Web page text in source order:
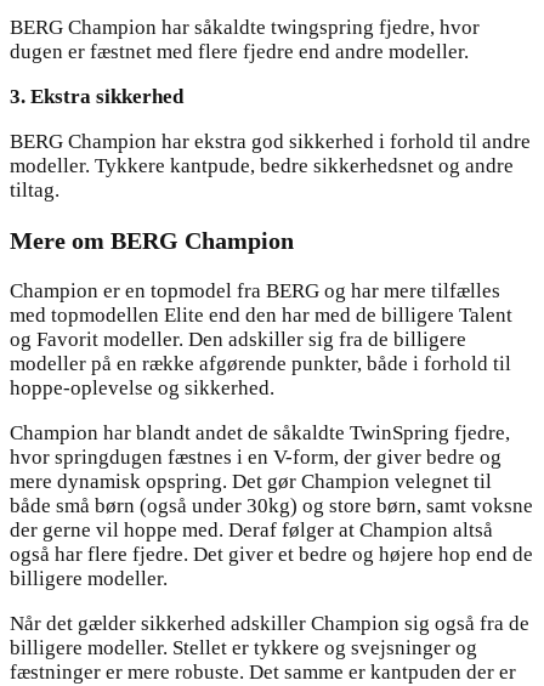
BERG Champion har såkaldte twingspring fjedre, hvor
dugen er fæstnet med flere fjedre end andre modeller.
3. Ekstra sikkerhed
BERG Champion har ekstra god sikkerhed i forhold til andre
modeller. Tykkere kantpude, bedre sikkerhedsnet og andre
tiltag.
Mere om BERG Champion
Champion er en topmodel fra BERG og har mere tilfælles
med topmodellen Elite end den har med de billigere Talent
og Favorit modeller. Den adskiller sig fra de billigere
modeller på en række afgørende punkter, både i forhold til
hoppe-oplevelse og sikkerhed.
Champion har blandt andet de såkaldte TwinSpring fjedre,
hvor springdugen fæstnes i en V-form, der giver bedre og
mere dynamisk opspring. Det gør Champion velegnet til
både små børn (også under 30kg) og store børn, samt voksne
der gerne vil hoppe med. Deraf følger at Champion altså
også har flere fjedre. Det giver et bedre og højere hop end de
billigere modeller.
Når det gælder sikkerhed adskiller Champion sig også fra de
billigere modeller. Stellet er tykkere og svejsninger og
fæstninger er mere robuste. Det samme er kantpuden der er